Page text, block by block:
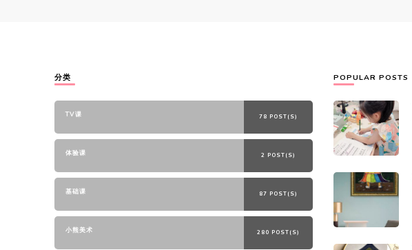
分类
TV课 78 POST(S)
体验课 2 POST(S)
基础课 87 POST(S)
小熊美术 280 POST(S)
POPULAR POSTS